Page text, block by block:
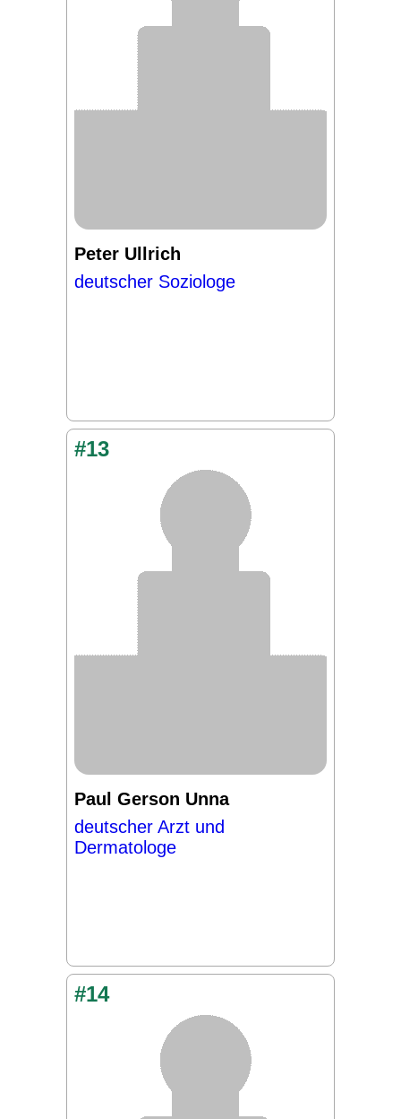
Peter Ullrich
deutscher Soziologe
#13
Paul Gerson Unna
deutscher Arzt und
Dermatologe
#14